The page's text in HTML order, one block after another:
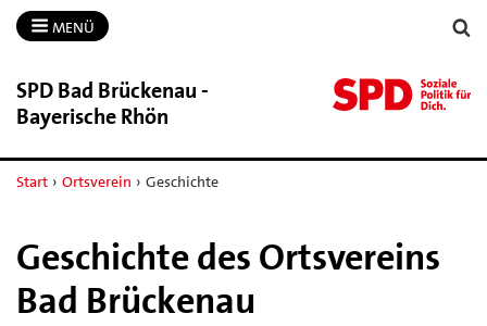
MENÜ
SPD Bad Brückenau -​
Bayerische Rhön
Start › Ortsverein › Geschichte
Geschichte des Ortsvereins
Bad Brückenau